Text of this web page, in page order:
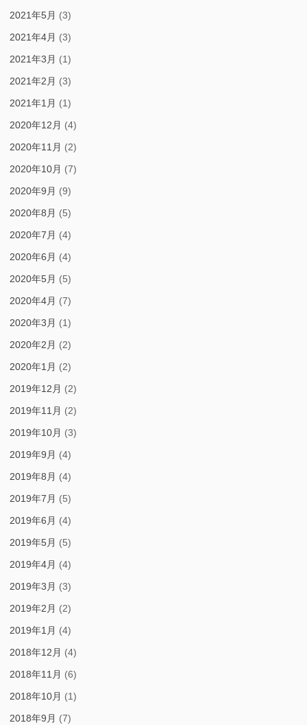
2021年5月 (3)
2021年4月 (3)
2021年3月 (1)
2021年2月 (3)
2021年1月 (1)
2020年12月 (4)
2020年11月 (2)
2020年10月 (7)
2020年9月 (9)
2020年8月 (5)
2020年7月 (4)
2020年6月 (4)
2020年5月 (5)
2020年4月 (7)
2020年3月 (1)
2020年2月 (2)
2020年1月 (2)
2019年12月 (2)
2019年11月 (2)
2019年10月 (3)
2019年9月 (4)
2019年8月 (4)
2019年7月 (5)
2019年6月 (4)
2019年5月 (5)
2019年4月 (4)
2019年3月 (3)
2019年2月 (2)
2019年1月 (4)
2018年12月 (4)
2018年11月 (6)
2018年10月 (1)
2018年9月 (7)